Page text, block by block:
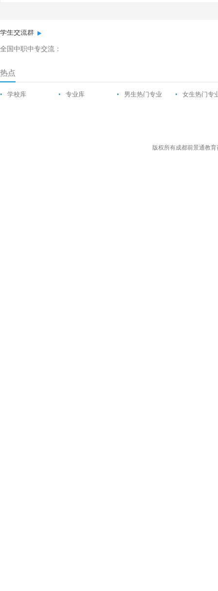
学生交流群
全国中职中专交流：
热点
• 学校库 • 专业库 • 男生热门专业 • 女生热门专
版权所有成都前景通教